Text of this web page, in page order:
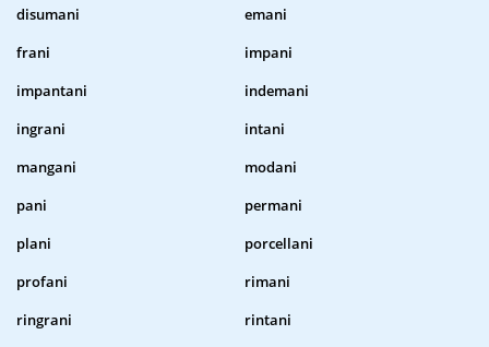
disumani
emani
frani
impani
impantani
indemani
ingrani
intani
mangani
modani
pani
permani
plani
porcellani
profani
rimani
ringrani
rintani